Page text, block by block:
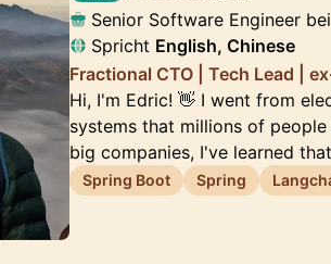
Senior Software Engineer bei
Spricht English, Chinese
Fractional CTO | Tech Lead |
Hi, I'm Edric! 👋 I went from
systems that millions of
big companies, I've learned
Spring Boot Spring